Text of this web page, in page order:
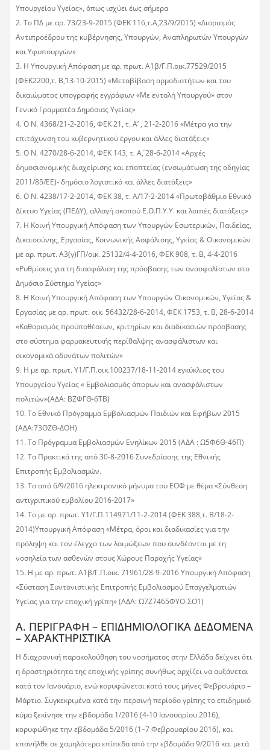
Υπουργείου Υγείας», όπως ισχύει έως σήμερα
2. Το ΠΔ με αρ. 73/23-9-2015 (ΦΕΚ 116,τ.Α΄,23/9/2015) «Διορισμός
Αντιπροέδρου της κυβέρνησης, Υπουργών, Αναπληρωτών Υπουργών
και Υφυπουργών»
3. Η Υπουργική Απόφαση με αρ. πρωτ. Α1β/Γ.Π.οικ.77529/2015
(ΦΕΚ2200,τ. Β΄,13-10-2015) «Μεταβίβαση αρμοδιοτήτων και του
δικαιώματος υπογραφής εγγράφων «Με εντολή Υπουργού» στον
Γενικό Γραμματέα Δημόσιας Υγείας»
4. Ο Ν. 4368/21-2-2016, ΦΕΚ 21, τ. Α’ , 21-2-2016 «Μέτρα για την
επιτάχυνση του κυβερνητικού έργου και άλλες διατάξεις»
5. Ο Ν. 4270/28-6-2014, ΦΕΚ 143, τ. Α΄, 28-6-2014 «Αρχές
δημοσιονομικής διαχείρισης και εποπτείας (ενσωμάτωση της οδηγίας
2011/85/ΕΕ)- δημόσιο λογιστικό και άλλες διατάξεις»
6. Ο Ν. 4238/17-2-2014, ΦΕΚ 38, τ. Α΄/17-2-2014 «Πρωτοβάθμιο Εθνικό
Δίκτυο Υγείας (ΠΕΔΥ), αλλαγή σκοπού Ε.Ο.Π.Υ.Υ. και λοιπές διατάξεις»
7. Η Κοινή Υπουργική Απόφαση των Υπουργών Εσωτερικών, Παιδείας,
Δικαιοσύνης, Εργασίας, Κοινωνικής Ασφάλισης, Υγείας & Οικονομικών
με αρ. πρωτ. Α3(γ)ΓΠ/οικ. 25132/4-4-2016, ΦΕΚ 908, τ. Β, 4-4-2016
«Ρυθμίσεις για τη διασφάλιση της πρόσβασης των ανασφαλίστων στο
Δημόσιο Σύστημα Υγείας»
8. Η Κοινή Υπουργική Απόφαση των Υπουργών Οικονομικών, Υγείας &
Εργασίας με αρ. πρωτ. οικ. 56432/28-6-2014, ΦΕΚ 1753, τ. Β, 28-6-2014
«Καθορισμός προϋποθέσεων, κριτηρίων και διαδικασιών πρόσβασης
στο σύστημα φαρμακευτικής περίθαλψης ανασφάλιστων και
οικονομικά αδυνάτων πολιτών»
9. Η με αρ. πρωτ. Υ1/Γ.Π.οικ.100237/18-11-2014 εγκύκλιος του
Υπουργείου Υγείας « Εμβολιασμός άπορων και ανασφάλιστων
πολιτών»(ΑΔΑ: ΒΖΦΓΘ-6ΤΒ)
10. Το Εθνικό Πρόγραμμα Εμβολιασμών Παιδιών και Εφήβων 2015
(ΑΔΑ:73ΟΖΘ-ΔΟΗ)
11. Το Πρόγραμμα Εμβολιασμών Ενηλίκων 2015 (ΑΔΑ : Ω5Φ6Θ-46Π)
12. Τα Πρακτικά της από 30-8-2016 Συνεδρίασης της Εθνικής
Επιτροπής Εμβολιασμών.
13. Τo από 6/9/2016 ηλεκτρονικό μήνυμα του ΕΟΦ με θέμα «Σύνθεση
αντιγριπικού εμβολίου 2016-2017»
14. Το με αρ. πρωτ. Υ1/Γ.Π.114971/11-2-2014 (ΦΕΚ 388,τ. Β΄/18-2-
2014)Υπουργική Απόφαση «Μέτρα, όροι και διαδικασίες για την
πρόληψη και τον έλεγχο των λοιμώξεων που συνδέονται με τη
νοσηλεία των ασθενών στους Χώρους Παροχής Υγείας»
15. Η με αρ. πρωτ. Α1β/Γ.Π.οικ. 71961/28-9-2016 Υπουργική Απόφαση
«Σύσταση Συντονιστικής Επιτροπής Εμβολιασμού Επαγγελματιών
Υγείας για την εποχική γρίπη» (ΑΔΑ: Ω7Ζ7465ΦΥΟ-ΣΟ1)
Α. ΠΕΡΙΓΡΑΦΗ – ΕΠΙΔΗΜΙΟΛΟΓΙΚΑ ΔΕΔΟΜΕΝΑ
– ΧΑΡΑΚΤΗΡΙΣΤΙΚΑ
Η διαχρονική παρακολούθηση του νοσήματος στην Ελλάδα δείχνει ότι
η δραστηριότητα της εποχικής γρίπης συνήθως αρχίζει να αυξάνεται
κατά τον Ιανουάριο, ενώ κορυφώνεται κατά τους μήνες Φεβρουάριο –
Μάρτιο. Συγκεκριμένα κατά την περσινή περίοδο γρίπης το επιδημικό
κύμα ξεκίνησε την εβδομάδα 1/2016 (4-10 Ιανουαρίου 2016),
κορυφώθηκε την εβδομάδα 5/2016 (1–7 Φεβρουαρίου 2016), και
επανήλθε σε χαμηλότερα επίπεδα από την εβδομάδα 9/2016 και μετά